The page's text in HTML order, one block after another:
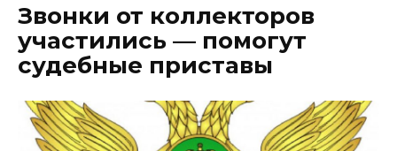
Звонки от коллекторов
участились — помогут
судебные приставы